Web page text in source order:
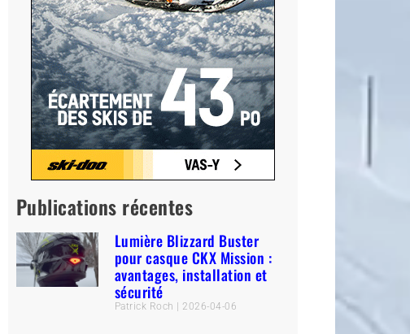
Publications récentes
Lumière Blizzard Buster
pour casque CKX Mission :
avantages, installation et
sécurité
Patrick Roch 2026-04-06